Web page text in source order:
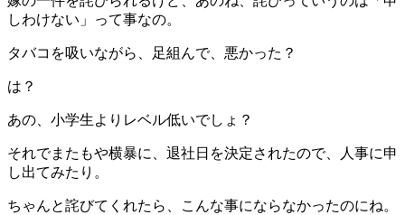
しわけない」って事なの。
タバコを吸いながら、足組んで、悪かった？
は？
あの、小学生よりレベル低いでしょ？
それでまたもや横暴に、退社日を決定されたので、人事に申
し出てみたり。
ちゃんと詫びてくれたら、こんな事にならなかったのにね。